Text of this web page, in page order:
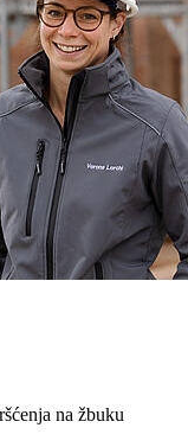
na žbuku